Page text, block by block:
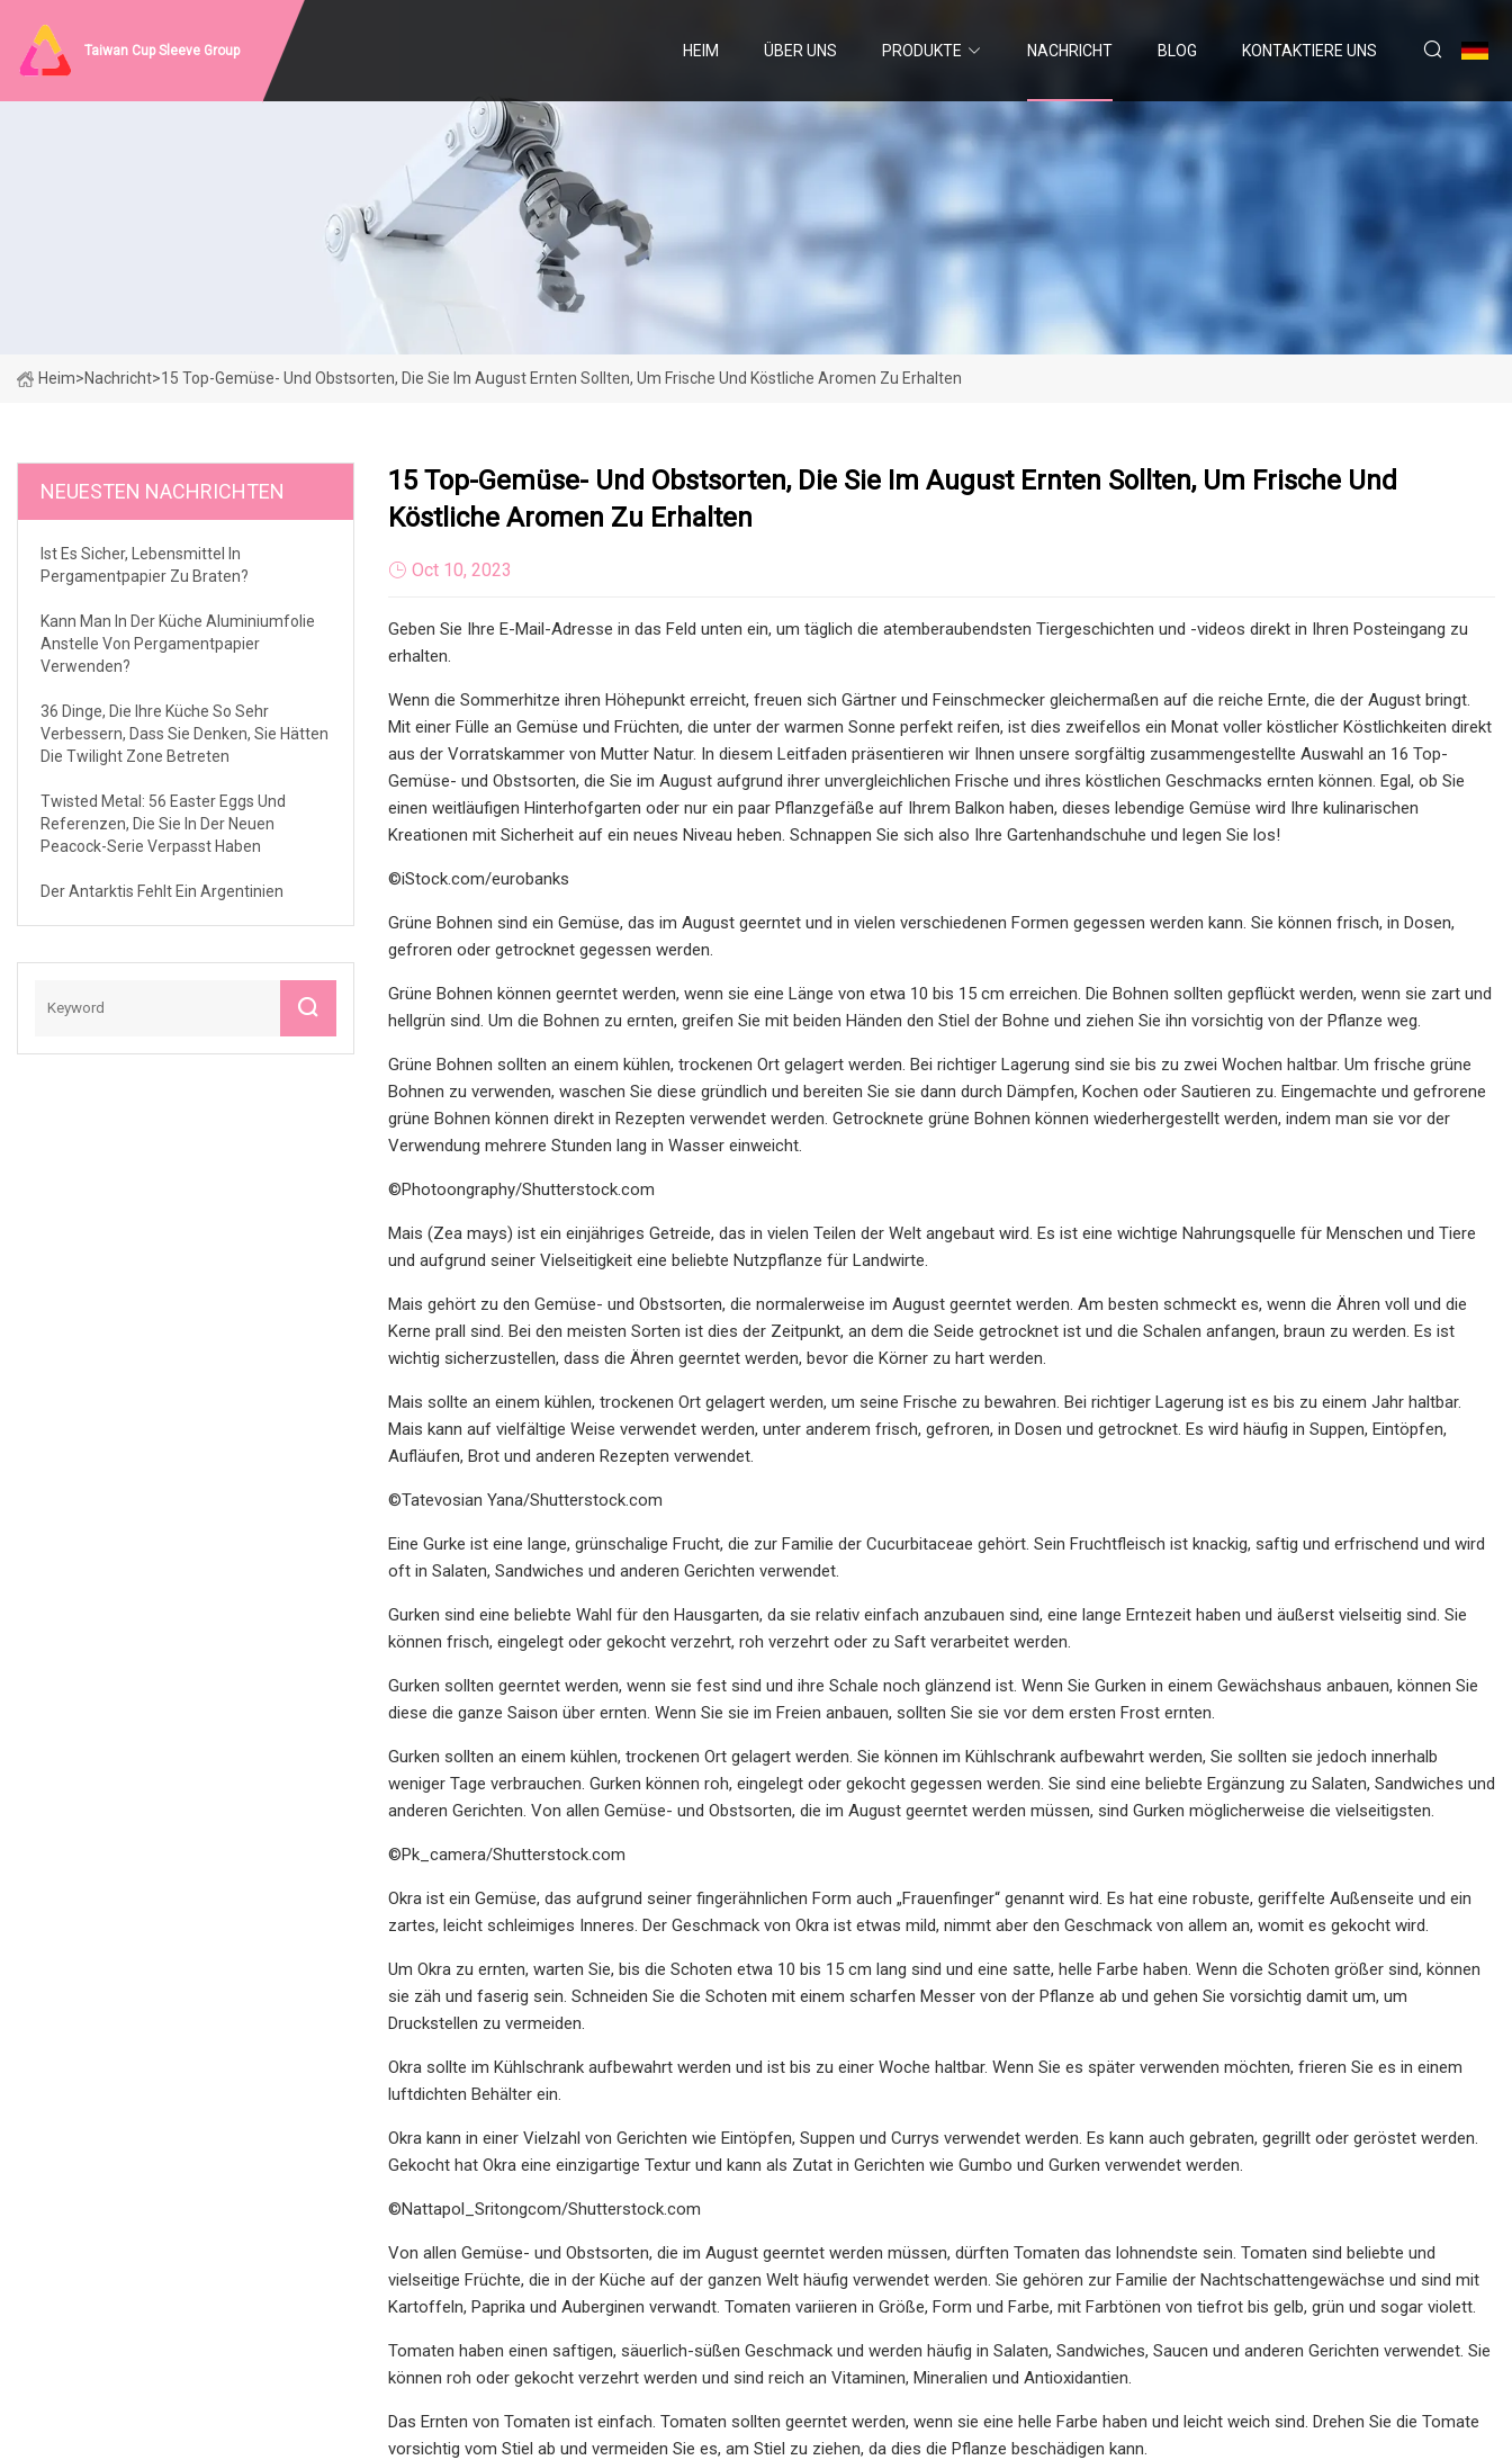
Taiwan Cup Sleeve Group HEIM ÜBER UNS PRODUKTE NACHRICHT BLOG KONTAKTIERE UNS
Heim>Nachricht>15 Top-Gemüse- Und Obstsorten, Die Sie Im August Ernten Sollten, Um Frische Und Köstliche Aromen Zu Erhalten
NEUESTEN NACHRICHTEN
Ist Es Sicher, Lebensmittel In
Pergamentpapier Zu Braten?
Kann Man In Der Küche Aluminiumfolie
Anstelle Von Pergamentpapier
Verwenden?
36 Dinge, Die Ihre Küche So Sehr
Verbessern, Dass Sie Denken, Sie Hätten
Die Twilight Zone Betreten
Twisted Metal: 56 Easter Eggs Und
Referenzen, Die Sie In Der Neuen
Peacock-Serie Verpasst Haben
Der Antarktis Fehlt Ein Argentinien
15 Top-Gemüse- Und Obstsorten, Die Sie Im August Ernten Sollten, Um Frische Und
Köstliche Aromen Zu Erhalten
Oct 10, 2023
Geben Sie Ihre E-Mail-Adresse in das Feld unten ein, um täglich die atemberaubendsten Tiergeschichten und -videos direkt in Ihren Posteingang zu
erhalten.
Wenn die Sommerhitze ihren Höhepunkt erreicht, freuen sich Gärtner und Feinschmecker gleichermaßen auf die reiche Ernte, die der August bringt.
Mit einer Fülle an Gemüse und Früchten, die unter der warmen Sonne perfekt reifen, ist dies zweifellos ein Monat voller köstlicher Köstlichkeiten direkt
aus der Vorratskammer von Mutter Natur. In diesem Leitfaden präsentieren wir Ihnen unsere sorgfältig zusammengestellte Auswahl an 16 Top-
Gemüse- und Obstsorten, die Sie im August aufgrund ihrer unvergleichlichen Frische und ihres köstlichen Geschmacks ernten können. Egal, ob Sie
einen weitläufigen Hinterhofgarten oder nur ein paar Pflanzgefäße auf Ihrem Balkon haben, dieses lebendige Gemüse wird Ihre kulinarischen
Kreationen mit Sicherheit auf ein neues Niveau heben. Schnappen Sie sich also Ihre Gartenhandschuhe und legen Sie los!
©iStock.com/eurobanks
Grüne Bohnen sind ein Gemüse, das im August geerntet und in vielen verschiedenen Formen gegessen werden kann. Sie können frisch, in Dosen,
gefroren oder getrocknet gegessen werden.
Grüne Bohnen können geerntet werden, wenn sie eine Länge von etwa 10 bis 15 cm erreichen. Die Bohnen sollten gepflückt werden, wenn sie zart und
hellgrün sind. Um die Bohnen zu ernten, greifen Sie mit beiden Händen den Stiel der Bohne und ziehen Sie ihn vorsichtig von der Pflanze weg.
Grüne Bohnen sollten an einem kühlen, trockenen Ort gelagert werden. Bei richtiger Lagerung sind sie bis zu zwei Wochen haltbar. Um frische grüne
Bohnen zu verwenden, waschen Sie diese gründlich und bereiten Sie sie dann durch Dämpfen, Kochen oder Sautieren zu. Eingemachte und gefrorene
grüne Bohnen können direkt in Rezepten verwendet werden. Getrocknete grüne Bohnen können wiederhergestellt werden, indem man sie vor der
Verwendung mehrere Stunden lang in Wasser einweicht.
©Photoongraphy/Shutterstock.com
Mais (Zea mays) ist ein einjähriges Getreide, das in vielen Teilen der Welt angebaut wird. Es ist eine wichtige Nahrungsquelle für Menschen und Tiere
und aufgrund seiner Vielseitigkeit eine beliebte Nutzpflanze für Landwirte.
Mais gehört zu den Gemüse- und Obstsorten, die normalerweise im August geerntet werden. Am besten schmeckt es, wenn die Ähren voll und die
Kerne prall sind. Bei den meisten Sorten ist dies der Zeitpunkt, an dem die Seide getrocknet ist und die Schalen anfangen, braun zu werden. Es ist
wichtig sicherzustellen, dass die Ähren geerntet werden, bevor die Körner zu hart werden.
Mais sollte an einem kühlen, trockenen Ort gelagert werden, um seine Frische zu bewahren. Bei richtiger Lagerung ist es bis zu einem Jahr haltbar.
Mais kann auf vielfältige Weise verwendet werden, unter anderem frisch, gefroren, in Dosen und getrocknet. Es wird häufig in Suppen, Eintöpfen,
Aufläufen, Brot und anderen Rezepten verwendet.
©Tatevosian Yana/Shutterstock.com
Eine Gurke ist eine lange, grünschalige Frucht, die zur Familie der Cucurbitaceae gehört. Sein Fruchtfleisch ist knackig, saftig und erfrischend und wird
oft in Salaten, Sandwiches und anderen Gerichten verwendet.
Gurken sind eine beliebte Wahl für den Hausgarten, da sie relativ einfach anzubauen sind, eine lange Erntezeit haben und äußerst vielseitig sind. Sie
können frisch, eingelegt oder gekocht verzehrt, roh verzehrt oder zu Saft verarbeitet werden.
Gurken sollten geerntet werden, wenn sie fest sind und ihre Schale noch glänzend ist. Wenn Sie Gurken in einem Gewächshaus anbauen, können Sie
diese die ganze Saison über ernten. Wenn Sie sie im Freien anbauen, sollten Sie sie vor dem ersten Frost ernten.
Gurken sollten an einem kühlen, trockenen Ort gelagert werden. Sie können im Kühlschrank aufbewahrt werden, Sie sollten sie jedoch innerhalb
weniger Tage verbrauchen. Gurken können roh, eingelegt oder gekocht gegessen werden. Sie sind eine beliebte Ergänzung zu Salaten, Sandwiches und
anderen Gerichten. Von allen Gemüse- und Obstsorten, die im August geerntet werden müssen, sind Gurken möglicherweise die vielseitigsten.
©Pk_camera/Shutterstock.com
Okra ist ein Gemüse, das aufgrund seiner fingerähnlichen Form auch „Frauenfinger“ genannt wird. Es hat eine robuste, geriffelte Außenseite und ein
zartes, leicht schleimiges Inneres. Der Geschmack von Okra ist etwas mild, nimmt aber den Geschmack von allem an, womit es gekocht wird.
Um Okra zu ernten, warten Sie, bis die Schoten etwa 10 bis 15 cm lang sind und eine satte, helle Farbe haben. Wenn die Schoten größer sind, können
sie zäh und faserig sein. Schneiden Sie die Schoten mit einem scharfen Messer von der Pflanze ab und gehen Sie vorsichtig damit um, um
Druckstellen zu vermeiden.
Okra sollte im Kühlschrank aufbewahrt werden und ist bis zu einer Woche haltbar. Wenn Sie es später verwenden möchten, frieren Sie es in einem
luftdichten Behälter ein.
Okra kann in einer Vielzahl von Gerichten wie Eintöpfen, Suppen und Currys verwendet werden. Es kann auch gebraten, gegrillt oder geröstet werden.
Gekocht hat Okra eine einzigartige Textur und kann als Zutat in Gerichten wie Gumbo und Gurken verwendet werden.
©Nattapol_Sritongcom/Shutterstock.com
Von allen Gemüse- und Obstsorten, die im August geerntet werden müssen, dürften Tomaten das lohnendste sein. Tomaten sind beliebte und
vielseitige Früchte, die in der Küche auf der ganzen Welt häufig verwendet werden. Sie gehören zur Familie der Nachtschattengewächse und sind mit
Kartoffeln, Paprika und Auberginen verwandt. Tomaten variieren in Größe, Form und Farbe, mit Farbtönen von tiefrot bis gelb, grün und sogar violett.
Tomaten haben einen saftigen, säuerlich-süßen Geschmack und werden häufig in Salaten, Sandwiches, Saucen und anderen Gerichten verwendet. Sie
können roh oder gekocht verzehrt werden und sind reich an Vitaminen, Mineralien und Antioxidantien.
Das Ernten von Tomaten ist einfach. Tomaten sollten geerntet werden, wenn sie eine helle Farbe haben und leicht weich sind. Drehen Sie die Tomate
vorsichtig vom Stiel ab und vermeiden Sie es, am Stiel zu ziehen, da dies die Pflanze beschädigen kann.